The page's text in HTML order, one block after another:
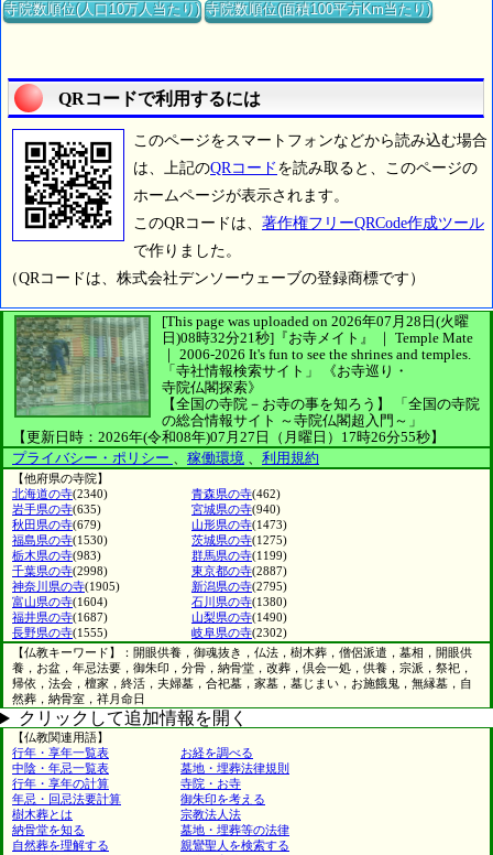
寺院数順位(人口10万人当たり) 寺院数順位(面積100平方Km当たり)
QRコードで利用するには
このページをスマートフォンなどから読み込む場合
は、上記のQRコード を読み取ると、このページの
ホームページが表示されます。
このQRコードは、 著作権フリーQRCode作成ツール
で作りました。
（QRコードは、株式会社デンソーウェーブの登録商標です）
[This page was uploaded on 2026年07月28日(火曜
日)08時32分21秒] 『お寺メイト』 ｜ Temple Mate
｜ 2006-2026 It's fun to see the shrines and temples.
「寺社情報検索サイト」
《お寺巡り・
寺院仏閣探索》
【全国の寺院－お寺の事を知ろう】
「全国の寺院
の総合情報サイト ～寺院仏閣超入門～」
【更新日時：2026年(令和08年)07月27日（月曜日）17時26分55秒】
プライバシー・ポリシー 、 稼働環境 、 利用規約
【他府県の寺院】
北海道の寺(2340) 青森県の寺(462)
岩手県の寺(635) 宮城県の寺(940)
秋田県の寺(679) 山形県の寺(1473)
福島県の寺(1530) 茨城県の寺(1275)
栃木県の寺(983) 群馬県の寺(1199)
千葉県の寺(2998) 東京都の寺(2887)
神奈川県の寺(1905) 新潟県の寺(2795)
富山県の寺(1604) 石川県の寺(1380)
福井県の寺(1687) 山梨県の寺(1490)
長野県の寺(1555) 岐阜県の寺(2302)
【仏教キーワード】：開眼供養，御魂抜き，仏法，樹木葬，僧侶派遣，墓相，開眼供
養，お盆，年忌法要，御朱印，分骨，納骨堂，改葬，倶会一処，供養，宗派，祭祀，
帰依，法会，檀家，終活，夫婦墓，合祀墓，家墓，墓じまい，お施餓鬼，無縁墓，自
然葬，納骨室，祥月命日
クリックして追加情報を開く
【仏教関連用語】
行年・享年一覧表
お経を調べる
中陰・年忌一覧表
墓地・埋葬法律規則
行年・享年の計算
寺院・お寺
年忌・回忌法要計算
御朱印を考える
樹木葬とは
宗教法人法
納骨堂を知る
墓地・埋葬等の法律
自然葬を理解する
親鸞聖人を検索する